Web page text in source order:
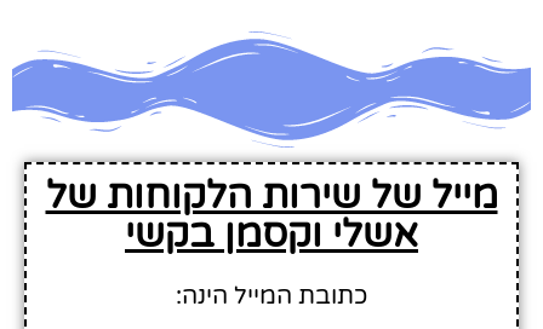
של שירות הלקוחות של
אשלי וקסמן בקשי
כתובת המייל הינה: